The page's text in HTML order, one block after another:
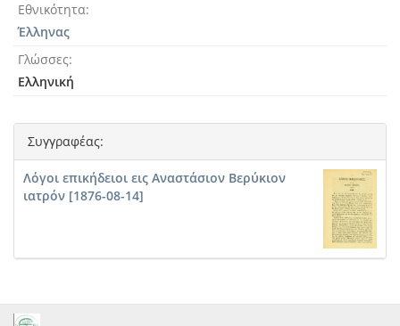
Εθνικότητα
Έλληνας
Γλώσσες
Ελληνική
Συγγραφέας:
Λόγοι επικήδειοι εις Αναστάσιον Βερύκιον
ιατρόν [1876-08-14]